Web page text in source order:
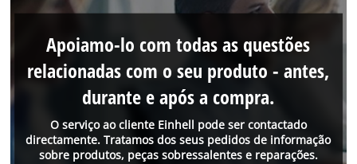
O serviço ao cliente Einhell pode ser contactado
directamente. Tratamos dos seus pedidos de informação
sobre produtos, peças sobressalentes e reparações.
Apoiamo-lo com todas as questões
relacionadas com o seu produto - antes,
durante e após a compra.